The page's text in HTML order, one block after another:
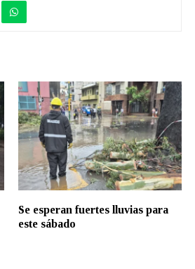
Se esperan fuertes lluvias para
este sábado